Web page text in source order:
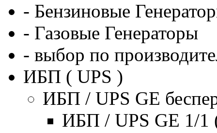
- Бензиновые
- Газовые Генераторы
- выбор по
ИБП ( UPS )
ИБП / UPS GE
ИБП / UPS GE 1/1